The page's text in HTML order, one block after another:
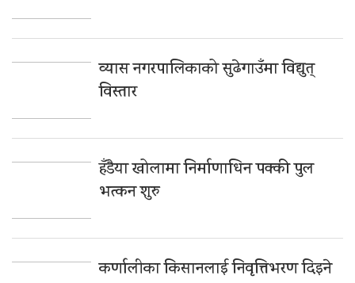
व्यास नगरपालिकाको सुढेगाउँमा विद्युत्
विस्तार
हँडैया खोलामा निर्माणाधिन पक्की पुल
भत्कन शुरु
कर्णालीका किसानलाई निवृत्तिभरण दिइने